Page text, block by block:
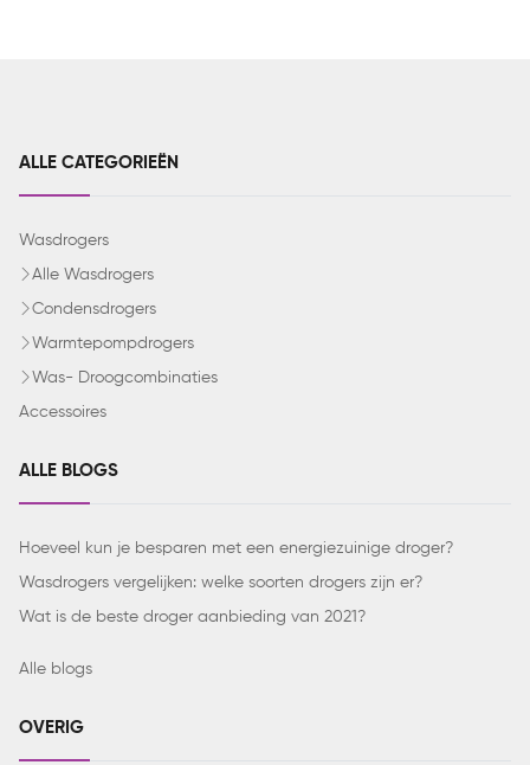
ALLE CATEGORIEËN
Wasdrogers
Alle Wasdrogers
Condensdrogers
Warmtepompdrogers
Was- Droogcombinaties
Accessoires
ALLE BLOGS
Hoeveel kun je besparen met een energiezuinige droger?
Wasdrogers vergelijken: welke soorten drogers zijn er?
Wat is de beste droger aanbieding van 2021?
Alle blogs
OVERIG